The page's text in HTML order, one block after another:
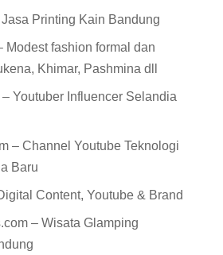
Printing Kain Bandung
Modest fashion formal dan
Khimar, Pashmina dll
Youtuber Influencer Selandia
– Channel Youtube Teknologi
Baru
Content, Youtube & Brand
– Wisata Glamping